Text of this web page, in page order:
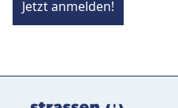
Jetzt anmelden!